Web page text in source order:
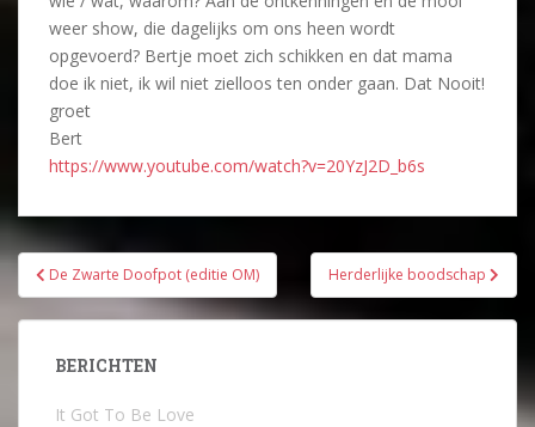
weer show, die dagelijks om ons heen wordt
opgevoerd? Bertje moet zich schikken en dat mama
doe ik niet, ik wil niet zielloos ten onder gaan. Dat Nooit!
groet
Bert
https://www.youtube.com/watch?v=20YzJ2D_b6s
Bericht
navigatie
De Zwarte Doofpot (editie OM) Herderlijke boodschap
BERICHTEN
It Got To Be Love